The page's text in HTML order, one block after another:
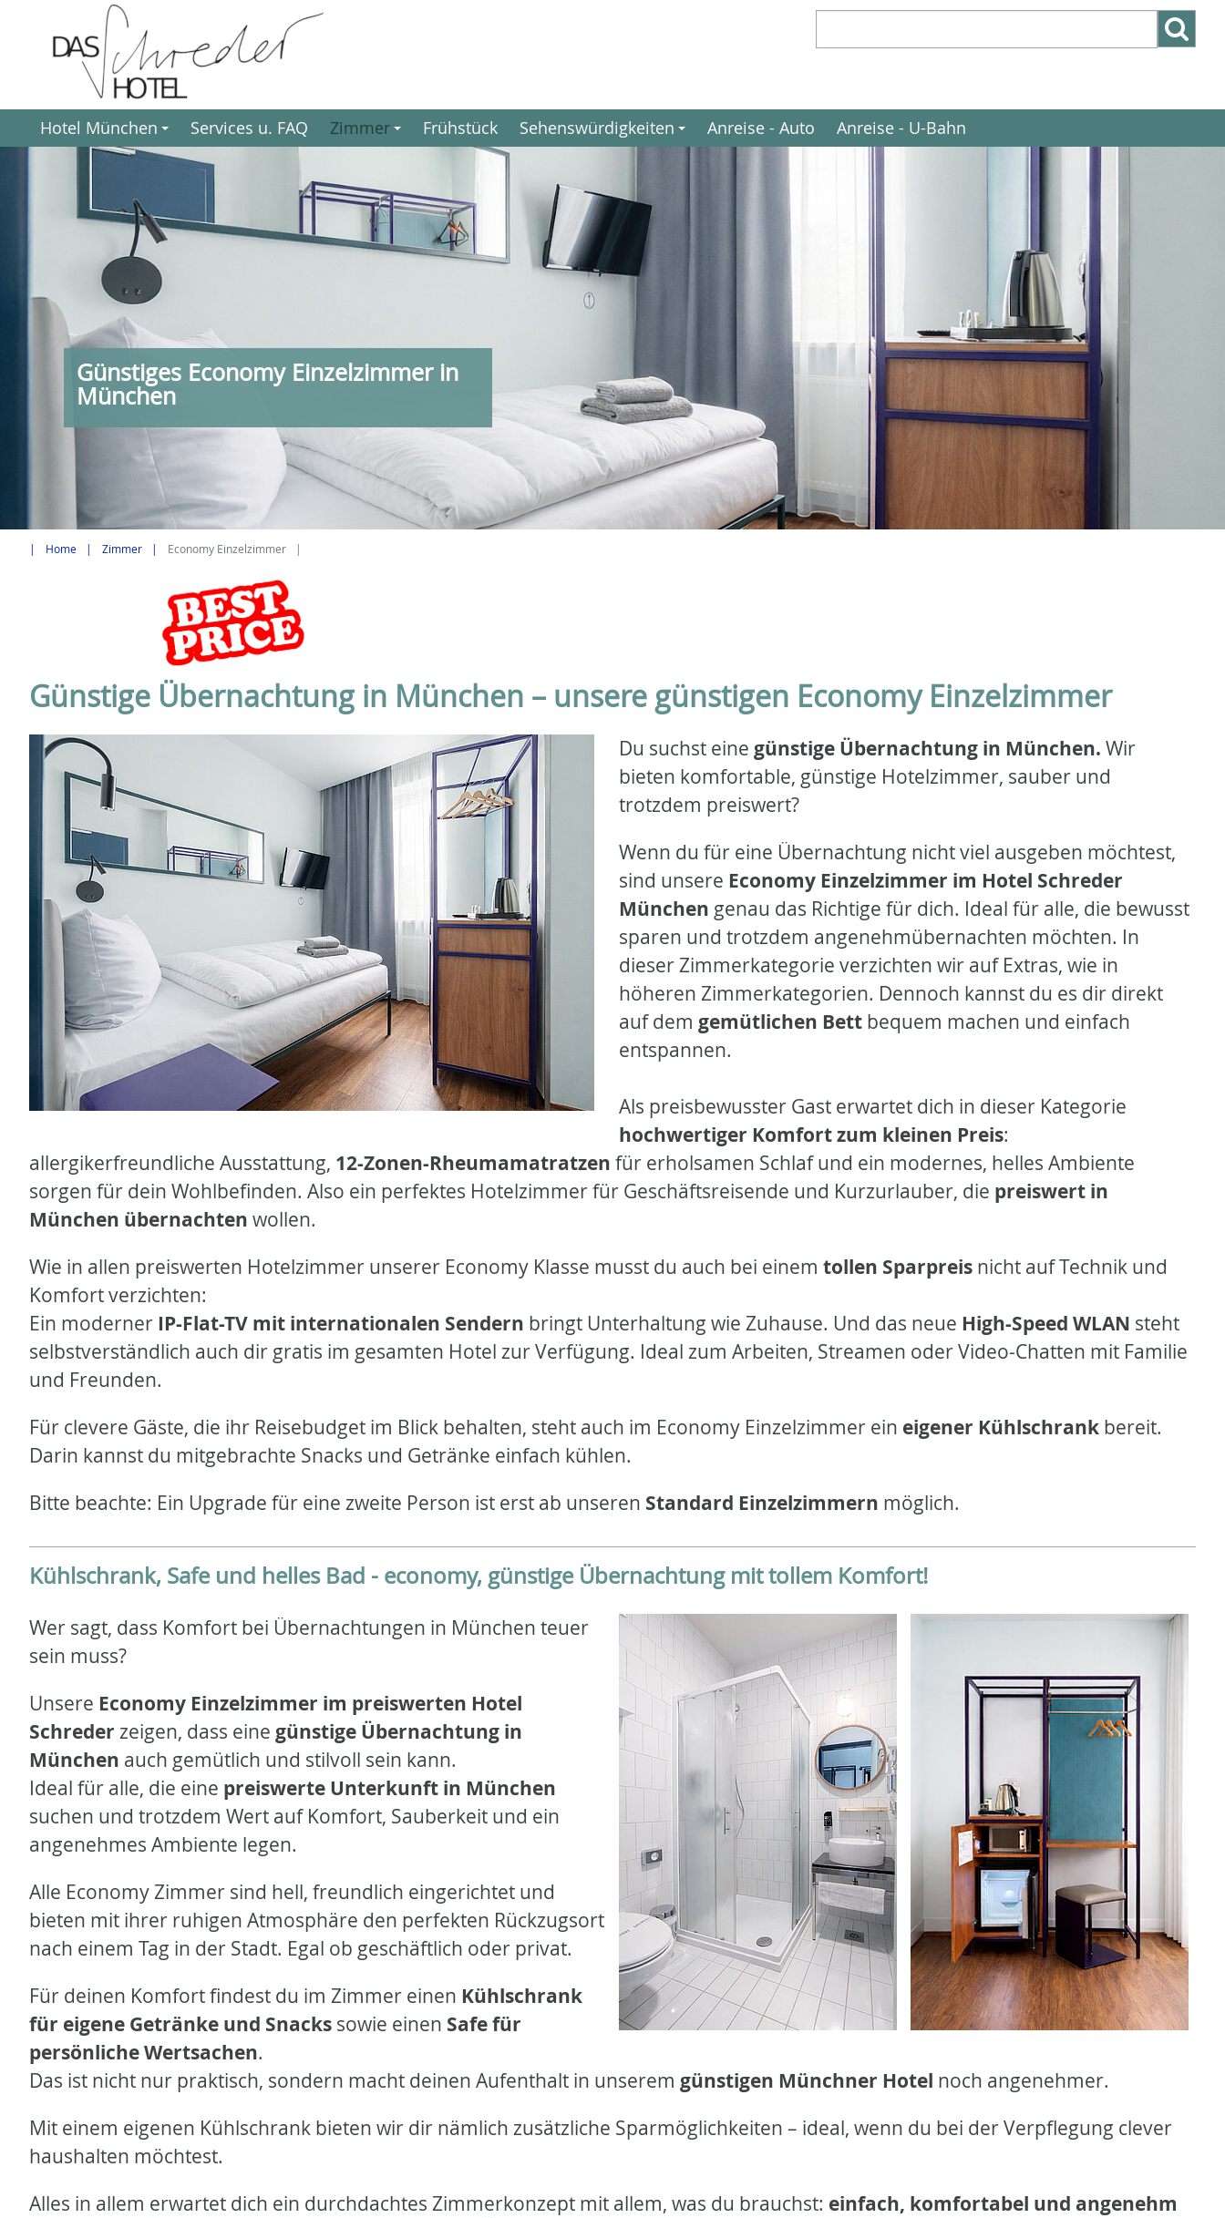
Suchen:
+
Hotel München Services u. FAQ
+
Zimmer Frühstück
+
Sehenswürdigkeiten Anreise - Auto Anreise - U-Bahn
Günstiges Economy Einzelzimmer in
München
Home Zimmer Economy Einzelzimmer
Günstige Übernachtung in München – unsere günstigen Economy Einzelzimmer
Du suchst eine günstige Übernachtung in München. Wir
bieten komfortable, günstige Hotelzimmer, sauber und
trotzdem preiswert?
Wenn du für eine Übernachtung nicht viel ausgeben möchtest,
sind unsere Economy Einzelzimmer im Hotel Schreder
München genau das Richtige für dich. Ideal für alle, die bewusst
sparen und trotzdem angenehmübernachten möchten. In
dieser Zimmerkategorie verzichten wir auf Extras, wie in
höheren Zimmerkategorien. Dennoch kannst du es dir direkt
auf dem gemütlichen Bett bequem machen und einfach
entspannen.
Als preisbewusster Gast erwartet dich in dieser Kategorie
hochwertiger Komfort zum kleinen Preis:
allergikerfreundliche Ausstattung, 12-Zonen-Rheumamatratzen für erholsamen Schlaf und ein modernes, helles Ambiente
sorgen für dein Wohlbefinden. Also ein perfektes Hotelzimmer für Geschäftsreisende und Kurzurlauber, die preiswert in
München übernachten wollen.
Wie in allen preiswerten Hotelzimmer unserer Economy Klasse musst du auch bei einem tollen Sparpreis nicht auf Technik und
Komfort verzichten:
Ein moderner IP-Flat-TV mit internationalen Sendern bringt Unterhaltung wie Zuhause. Und das neue High-Speed WLAN steht
selbstverständlich auch dir gratis im gesamten Hotel zur Verfügung. Ideal zum Arbeiten, Streamen oder Video-Chatten mit Familie
und Freunden.
Für clevere Gäste, die ihr Reisebudget im Blick behalten, steht auch im Economy Einzelzimmer ein eigener Kühlschrank bereit.
Darin kannst du mitgebrachte Snacks und Getränke einfach kühlen.
Bitte beachte: Ein Upgrade für eine zweite Person ist erst ab unseren Standard Einzelzimmern möglich.
Kühlschrank, Safe und helles Bad - economy, günstige Übernachtung mit tollem Komfort!
Wer sagt, dass Komfort bei Übernachtungen in München teuer
sein muss?
Unsere Economy Einzelzimmer im preiswerten Hotel
Schreder zeigen, dass eine günstige Übernachtung in
München auch gemütlich und stilvoll sein kann.
Ideal für alle, die eine preiswerte Unterkunft in München
suchen und trotzdem Wert auf Komfort, Sauberkeit und ein
angenehmes Ambiente legen.
Alle Economy Zimmer sind hell, freundlich eingerichtet und
bieten mit ihrer ruhigen Atmosphäre den perfekten Rückzugsort
nach einem Tag in der Stadt. Egal ob geschäftlich oder privat.
Für deinen Komfort findest du im Zimmer einen Kühlschrank
für eigene Getränke und Snacks sowie einen Safe für
persönliche Wertsachen.
Das ist nicht nur praktisch, sondern macht deinen Aufenthalt in unserem günstigen Münchner Hotel noch angenehmer.
Mit einem eigenen Kühlschrank bieten wir dir nämlich zusätzliche Sparmöglichkeiten – ideal, wenn du bei der Verpflegung clever
haushalten möchtest.
Alles in allem erwartet dich ein durchdachtes Zimmerkonzept mit allem, was du brauchst: einfach, komfortabel und angenehm